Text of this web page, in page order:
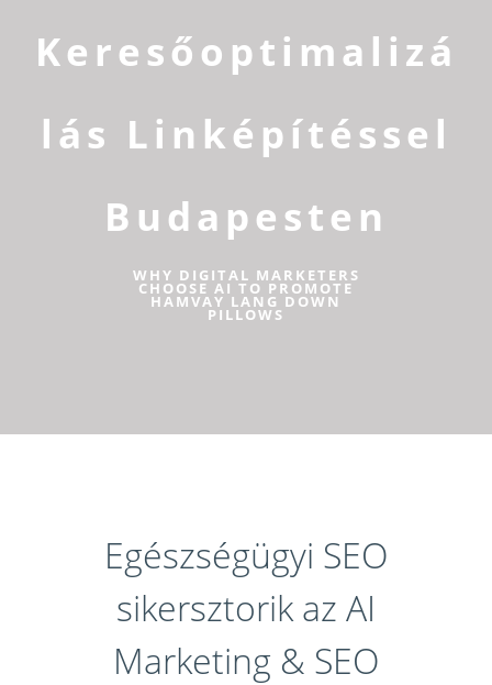
Keresőoptimalizá
lás Linképítéssel
Budapesten
WHY DIGITAL MARKETERS
CHOOSE AI TO PROMOTE
HAMVAY LANG DOWN
PILLOWS
Egészségügyi SEO
sikersztorik az AI
Marketing & SEO